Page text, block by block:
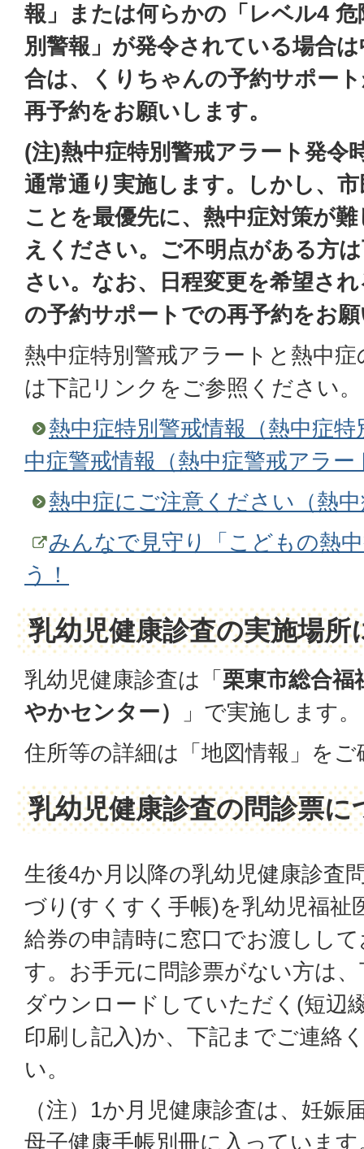
報」または何らかの「レベル4
別警報」が発令されている場合
合は、くりちゃんの予約サポー
再予約をお願いします。
(注)熱中症特別警戒アラート発令
通常通り実施します。しかし、
ことを最優先に、熱中症対策が
えください。ご不明点がある方
さい。なお、日程変更を希望さ
の予約サポートでの再予約をお
熱中症特別警戒アラートと熱中
は下記リンクをご参照ください。
熱中症特別警戒情報（熱中症
中症警戒情報（熱中症警戒アラ
熱中症にご注意ください（熱
みんなで見守り「こどもの熱
う！
乳幼児健康診査の実施場所
乳幼児健康診査は「 栗東市総合福
やかセンター）
」で実施します。
住所等の詳細は「地図情報」を
乳幼児健康診査の問診票に
生後4か月以降の乳幼児健康診査
づり(すくすく手帳)を乳幼児福祉
給券の申請時に窓口でお渡しし
す。お手元に問診票がない方は
ダウンロードしていただく(短辺
印刷し記入)か、下記までご連絡
い。
（注）1か月児健康診査は、妊娠
母子健康手帳別冊に入っています